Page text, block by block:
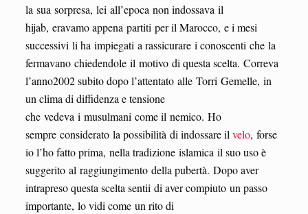
la sua sorpresa, lei all’epoca non indossava il
hijab, eravamo appena partiti per il Marocco, e i mesi
successivi li ha impiegati a rassicurare i conoscenti che la
fermavano chiedendole il motivo di questa scelta. Correva
l’anno2002 subito dopo l’attentato alle Torri Gemelle, in
un clima di diffidenza e tensione
che vedeva i musulmani come il nemico. Ho
sempre considerato la possibilità di indossare ilvelo, forse
io l’ho fatto prima, nella tradizione islamica il suo uso è
suggerito al raggiungimento della pubertà. Dopo aver
intrapreso questa scelta sentii di aver compiuto un passo
importante, lo vidi come un rito di